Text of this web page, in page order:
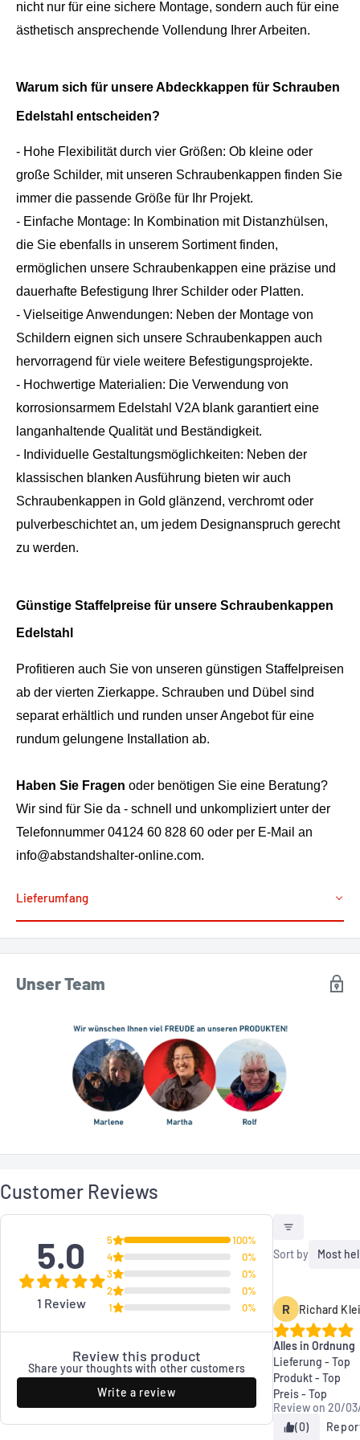
nicht nur für eine sichere Montage, sondern auch für eine
ästhetisch ansprechende Vollendung Ihrer Arbeiten.
Warum sich für unsere Abdeckkappen für Schrauben
Edelstahl entscheiden?
- Hohe Flexibilität durch vier Größen: Ob kleine oder
große Schilder, mit unseren Schraubenkappen finden Sie
immer die passende Größe für Ihr Projekt.
- Einfache Montage: In Kombination mit Distanzhülsen,
die Sie ebenfalls in unserem Sortiment finden,
ermöglichen unsere Schraubenkappen eine präzise und
dauerhafte Befestigung Ihrer Schilder oder Platten.
- Vielseitige Anwendungen: Neben der Montage von
Schildern eignen sich unsere Schraubenkappen auch
hervorragend für viele weitere Befestigungsprojekte.
- Hochwertige Materialien: Die Verwendung von
korrosionsarmem Edelstahl V2A blank garantiert eine
langanhaltende Qualität und Beständigkeit.
- Individuelle Gestaltungsmöglichkeiten: Neben der
klassischen blanken Ausführung bieten wir auch
Schraubenkappen in Gold glänzend, verchromt oder
pulverbeschichtet an, um jedem Designanspruch gerecht
zu werden.
Günstige Staffelpreise für unsere Schraubenkappen
Edelstahl
Profitieren auch Sie von unseren günstigen Staffelpreisen
ab der vierten Zierkappe. Schrauben und Dübel sind
separat erhältlich und runden unser Angebot für eine
rundum gelungene Installation ab.
Haben Sie Fragen oder benötigen Sie eine Beratung?
Wir sind für Sie da - schnell und unkompliziert unter der
Telefonnummer 04124 60 828 60 oder per E-Mail an
info@abstandshalter-online.com.
Lieferumfang
Unser Team
Customer Reviews
5.0
1 Review
5
100%
4
0%
3
0%
2
0%
1
0%
Review this product
Share your thoughts with other customers
Write a review
Sort by Most
R Richard
Alles in Ordnung
Lieferung - Top
Produkt - Top
Preis - Top
Review on 20/
(0)